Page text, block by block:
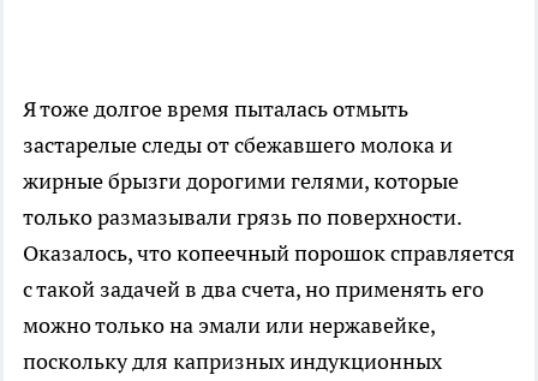
Я тоже долгое время пыталась отмыть
застарелые следы от сбежавшего молока и
жирные брызги дорогими гелями, которые
только размазывали грязь по поверхности.
Оказалось, что копеечный порошок справляется
с такой задачей в два счета, но применять его
можно только на эмали или нержавейке,
поскольку для капризных индукционных